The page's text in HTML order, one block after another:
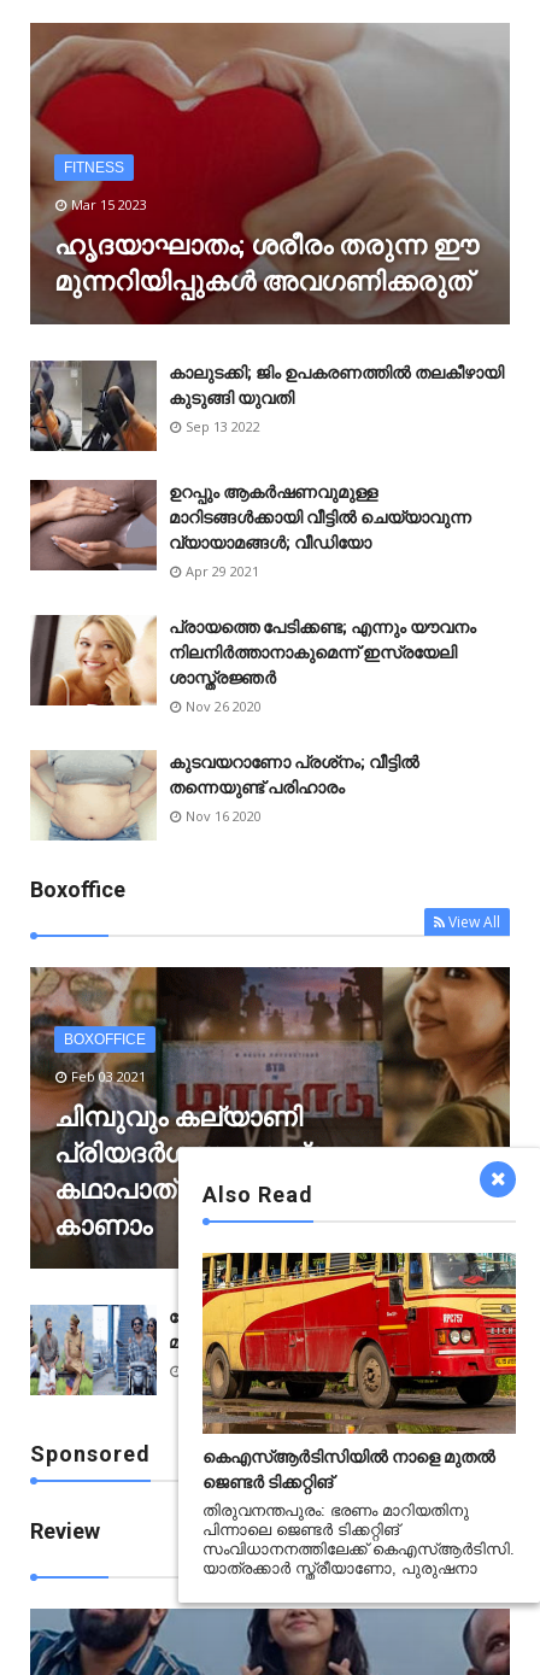
FITNESS
Mar 15 2023
ഹൃദയാഘാതം; ശരീരം തരുന്ന ഈ
മുന്നറിയിപ്പുകൾ അവഗണിക്കരുത്
കാലുടക്കി; ജിം ഉപകരണത്തിൽ തലകീഴായി
കുടുങ്ങി യുവതി
Sep 13 2022
ഉറപ്പും ആകർഷണവുമുള്ള
മാറിടങ്ങൾക്കായി വീട്ടിൽ ചെയ്യാവുന്ന
വ്യായാമങ്ങൾ; വീഡിയോ
Apr 29 2021
പ്രായത്തെ പേടിക്കണ്ട; എന്നും യൗവനം
നിലനിർത്താനാകുമെന്ന് ഇസ്രയേലി
ശാസ്ത്രജ്ഞർ
Nov 26 2020
കുടവയറാണോ പ്രശ്‌നം; വീട്ടിൽ
തന്നെയുണ്ട് പരിഹാരം
Nov 16 2020
Boxoffice
View All
BOXOFFICE
Feb 03 2021
ചിമ്പുവും കല്യാണി
പ്രിയദർശനും കേന്ദ്ര
കഥാപാത്രങ്ങൾ; മാനാട് ടീസർ
കാണാം
ബോക്‌സോഫീസിൽ ദുർഖർ സിനിമയെ
മലർത്തിയടിച്ച് അയ്യപ്പനും കോശിയും
Feb 27 2020
Sponsored
Review
View All
Also Read
കെഎസ്ആർടിസിയിൽ നാളെ മുതൽ
ജെണ്ടർ ടിക്കറ്റിങ്
തിരുവനന്തപുരം: ഭരണം മാറിയതിനു
പിന്നാലെ ജെണ്ടർ ടിക്കറ്റിങ്
സംവിധാനനത്തിലേക്ക് കെഎസ്ആർടിസി.
യാത്രക്കാർ സ്ത്രീയാണോ, പുരുഷനാ